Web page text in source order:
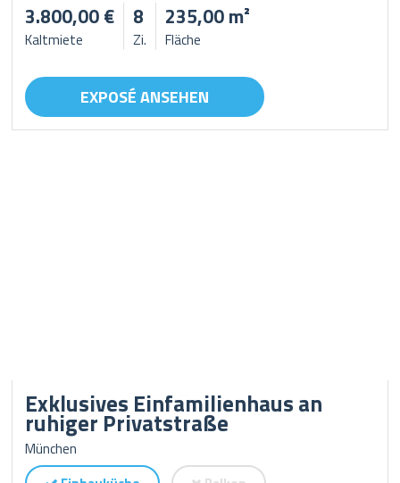
3.800,00 €
Kaltmiete
8
Zi.
235,00 m²
Fläche
EXPOSÉ ANSEHEN
Exklusives Einfamilienhaus an
ruhiger Privatstraße
München